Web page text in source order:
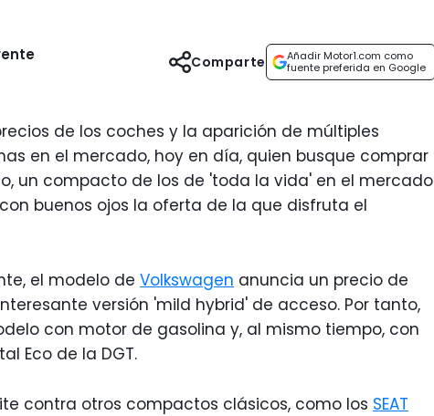
Añadir Motor1.com como
fuente preferida en Google
Comparte
de los coches y la aparición de múltiples
en el mercado, hoy en día, quien busque comprar
un compacto de los de 'toda la vida' en el mercado
buenos ojos la oferta de la que disfruta el
el modelo de Volkswagen anuncia un precio de
versión 'mild hybrid' de acceso. Por tanto,
con motor de gasolina y, al mismo tiempo, con
Eco de la DGT.
contra otros compactos clásicos, como los SEAT